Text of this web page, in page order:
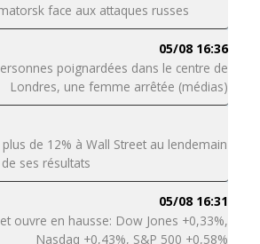
face aux attaques russes
05/08 16:36
poignardées dans le centre de
Londres, une femme arrêtée (médias)
plus de 12% à Wall Street au lendemain
ses résultats
05/08 16:31
ouvre en hausse: Dow Jones +0,33%,
Nasdaq +0,43%, S&P 500 +0,58%